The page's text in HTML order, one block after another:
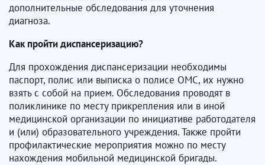
дополнительные обследования для уточнения
диагноза.
Как пройти диспансеризацию?
Для прохождения диспансеризации необходимы
паспорт, полис или выписка о полисе ОМС, их нужно
взять с собой на прием. Обследования проводят в
поликлинике по месту прикрепления или в иной
медицинской организации по инициативе работодателя
и (или) образовательного учреждения. Также пройти
профилактические мероприятия можно по месту
нахождения мобильной медицинской бригады.